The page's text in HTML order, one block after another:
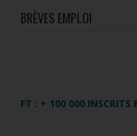
BRÈVES EMPLOI
FT : + 100 000 INSCRITS